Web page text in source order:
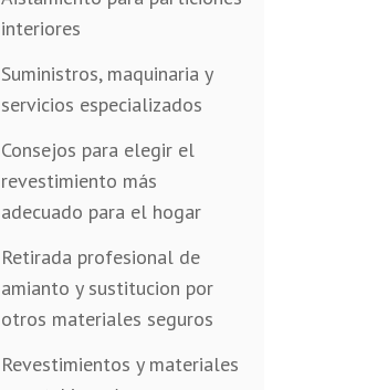
interiores
Suministros, maquinaria y
servicios especializados
Consejos para elegir el
revestimiento más
adecuado para el hogar
Retirada profesional de
amianto y sustitucion por
otros materiales seguros
Revestimientos y materiales